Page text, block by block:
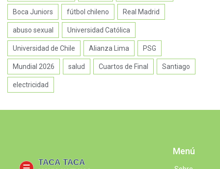
Boca Juniors fútbol chileno Real Madrid
abuso sexual Universidad Católica
Universidad de Chile Alianza Lima PSG
Mundial 2026 salud Cuartos de Final Santiago
electricidad
Menú